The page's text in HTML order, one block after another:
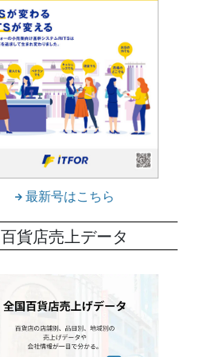
最新号はこちら
百貨店売上データ